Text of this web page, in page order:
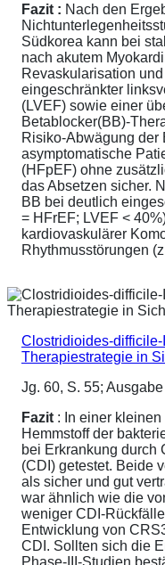
Fazit : Nach den
Südkorea kann bei
nach akutem
Revaskularisation
eingeschränkter
(LVEF) sowie einer
Betablocker(BB)-
Risiko-Abwägung der
asymptomatische
(HFpEF) ohne
das Absetzen sicher.
BB bei deutlich
= HFrEF; LVEF <
kardiovaskulärer
Rhythmusstörungen
Clostridioides-
Therapiestrategie in
Jg. 60, S. 55;
Fazit : In einer
Hemmstoff der
bei Erkrankung durch
(CDI) getestet. Beide
als sicher und gut
war ähnlich wie die
weniger CDI-
Entwicklung von
CDI. Sollten sich die
Phase-III-Studien